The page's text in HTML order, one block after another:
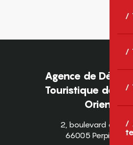
Agence de
Touristique des
2, boulevard des
66005 Perpignan